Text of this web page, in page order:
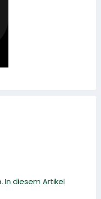
In diesem Artikel